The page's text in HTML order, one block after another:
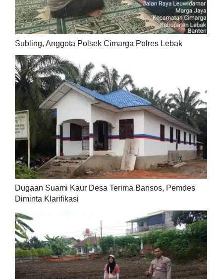
Subling, Anggota Polsek Cimarga Polres Lebak
Dugaan Suami Kaur Desa Terima Bansos, Pemdes
Diminta Klarifikasi